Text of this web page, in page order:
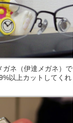
ガネ（伊達メガネ）で
以上カットしてくれ